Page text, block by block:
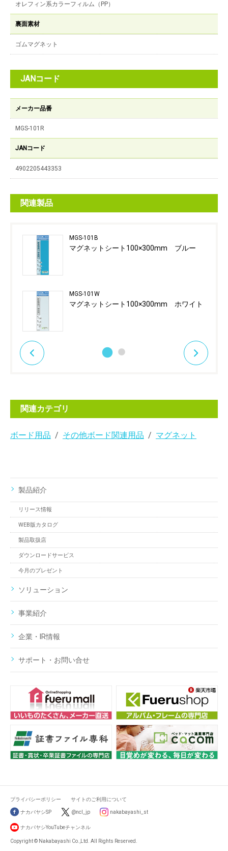
オレフィン系カラーフィルム（PP）
裏面素材
ゴムマグネット
JANコード
メーカー品番
MGS-101R
JANコード
4902205443353
関連製品
MGS-101B
マグネットシート100×300mm ブルー
MGS-101W
マグネットシート100×300mm ホワイト
関連カテゴリ
ボード用品 その他ボード関連用品 マグネット
製品紹介
リリース情報
WEB版カタログ
製品取扱店
ダウンロードサービス
今月のプレゼント
ソリューション
事業紹介
企業・IR情報
サポート・お問い合せ
プライバシーポリシー サイトのご利用について
ナカバヤシSP @ncl_jp nakabayashi_st
ナカバヤシYouTubeチャンネル
Copyright © Nakabayashi Co.,Ltd. All Rights Reserved.